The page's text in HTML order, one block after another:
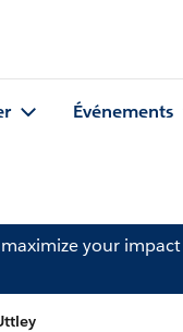
Événements
your